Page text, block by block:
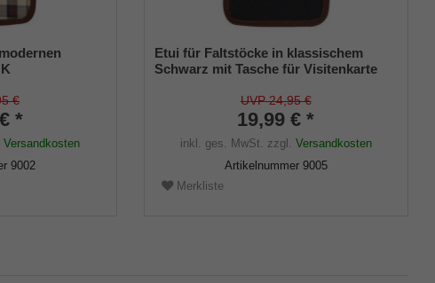
€
*
Versandkosten
9002
Etui für Faltstöcke in klassischem
Schwarz mit Tasche für Visitenkarte
UVP 24,95 €
19,99 € *
inkl. ges. MwSt. zzgl. Versandkosten
Artikelnummer 9005
Merkliste